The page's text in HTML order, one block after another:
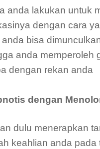
anda lakukan untuk
dengan cara
bisa
anda memperoleh
dengan rekan anda
dengan
dulu menerapkan
keahlian anda